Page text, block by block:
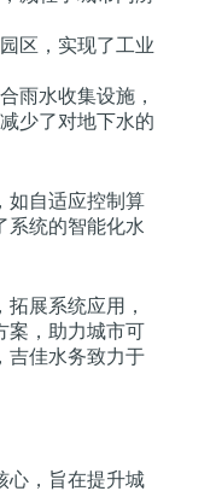
区，实现了工业
雨水收集设施，
少了对地下水的
如自适应控制算
系统的智能化水
展系统应用，
案，助力城市可
吉佳水务致力于
心，旨在提升城